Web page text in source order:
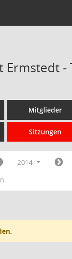
Ermstedt -
Mitglieder
Sitzungen
2014